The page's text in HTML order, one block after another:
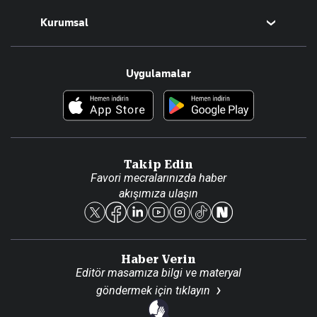
Teknoloji
Resmî Ilanlar
Foto Haber
Kurumsal
Hakkımızda
Künye
Reklam Ver
Uygulamalar
Takip Edin
Favori mecralarınızda haber
akışımıza ulaşın
Haber Verin
Editör masamıza bilgi ve materyal
göndermek için tıklayın